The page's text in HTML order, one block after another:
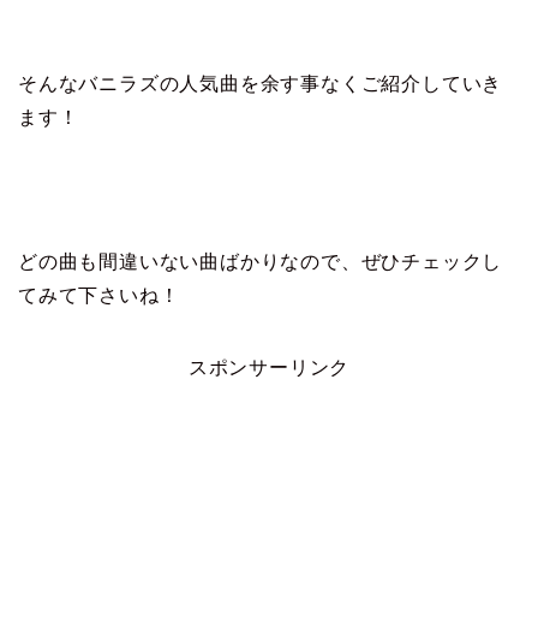
そんなバニラズの人気曲を余す事なくご紹介していき
ます！
どの曲も間違いない曲ばかりなので、ぜひチェックし
てみて下さいね！
スポンサーリンク